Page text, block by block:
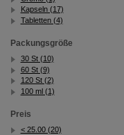
Kapseln (17)
Tabletten (4)
Packungsgröße
30 St (10)
60 St (9)
120 St (2)
100 ml (1)
Preis
< 25.00 (20)